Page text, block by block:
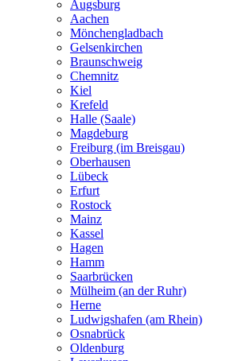
Augsburg
Aachen
Mönchengladbach
Gelsenkirchen
Braunschweig
Chemnitz
Kiel
Krefeld
Halle (Saale)
Magdeburg
Freiburg (im Breisgau)
Oberhausen
Lübeck
Erfurt
Rostock
Mainz
Kassel
Hagen
Hamm
Saarbrücken
Mülheim (an der Ruhr)
Herne
Ludwigshafen (am Rhein)
Osnabrück
Oldenburg